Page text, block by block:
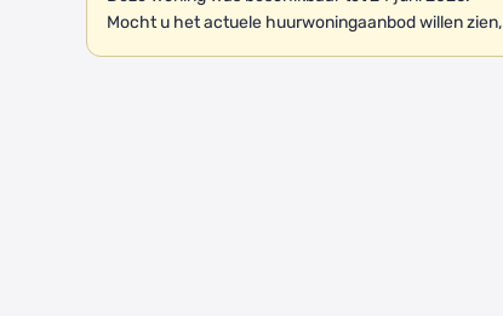
Mocht u het actuele huurwoningaanbod willen zien,